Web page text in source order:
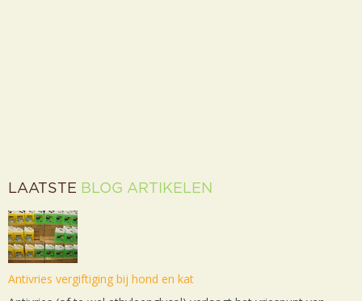
LAATSTE BLOG ARTIKELEN
Antivries vergiftiging bij hond en kat